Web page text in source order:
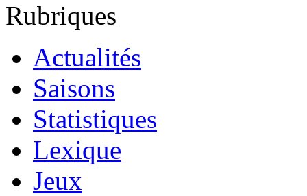
Rubriques
Actualités
Saisons
Statistiques
Lexique
Jeux